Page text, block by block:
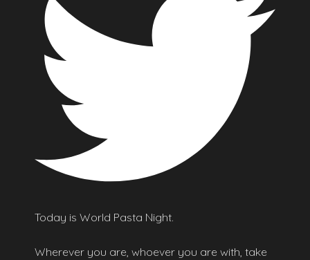
Today is World Pasta Night.
Wherever you are, whoever you are with, take